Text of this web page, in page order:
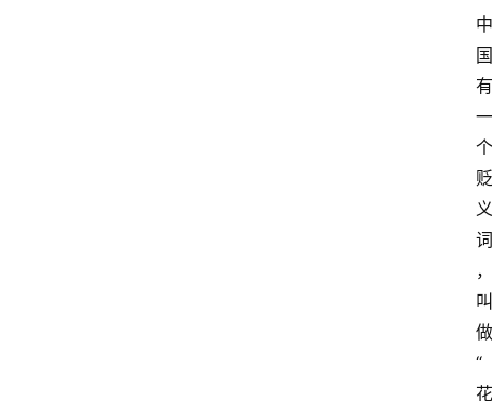
中
国
有
一
个
贬
义
词
，
叫
做
“
花